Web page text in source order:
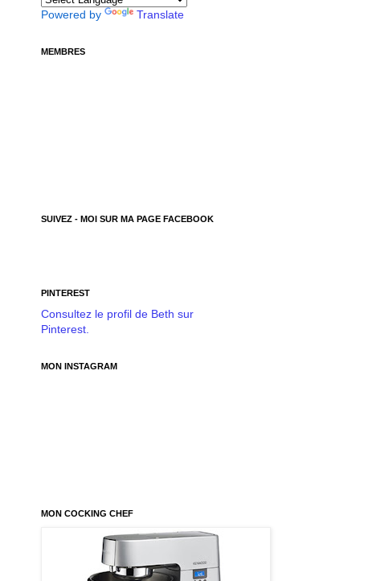
Powered by Translate
MEMBRES
SUIVEZ - MOI SUR MA PAGE FACEBOOK
PINTEREST
Consultez le profil de Beth sur
Pinterest.
MON INSTAGRAM
MON COCKING CHEF